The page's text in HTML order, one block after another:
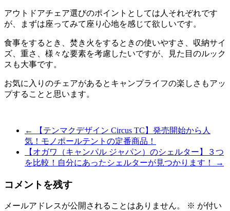
アウトドアチェア選びのポイントとしては人それぞれです
が、まずは座ってみて座り心地を感じて欲しいです。
食事をするとき、焚き火をするときの使いやすさ、収納サイ
ズ、重さ、様々な要素を考慮したいですが、見た目のルック
スも大事です。
お気に入りのチェアがあるとキャンプライフの楽しさもアッ
プすることと思います。
←
【テンマクデザイン Circus TC】発売開始から人
気！モノポールテントの定番商品！
【オガワ（キャンパル ジャパン）のシェルター】３つ
を比較！自分にあったシェルターが見つかります！
→
コメントを残す
メールアドレスが公開されることはありません。 ※ が付い